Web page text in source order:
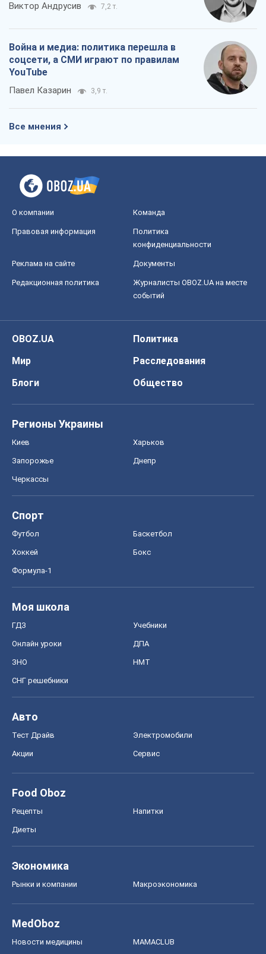
Виктор Андрусив 7,2 т.
Война и медиа: политика перешла в
соцсети, а СМИ играют по правилам
YouTube
Павел Казарин 3,9 т.
Все мнения
О компании Команда
Правовая информация
Политика
конфиденциальности
Реклама на сайте Документы
Редакционная политика
Журналисты OBOZ.UA на месте
событий
OBOZ.UA
Политика
Мир
Расследования
Блоги
Общество
Регионы Украины
Киев Харьков
Запорожье Днепр
Черкассы
Спорт
Футбол Баскетбол
Хоккей Бокс
Формула-1
Моя школа
ГДЗ Учебники
Онлайн уроки ДПА
ЗНО НМТ
СНГ решебники
Авто
Тест Драйв Электромобили
Акции Сервис
Food Oboz
Рецепты Напитки
Диеты
Экономика
Рынки и компании Mакроэкономика
MedOboz
Новости медицины MAMACLUB